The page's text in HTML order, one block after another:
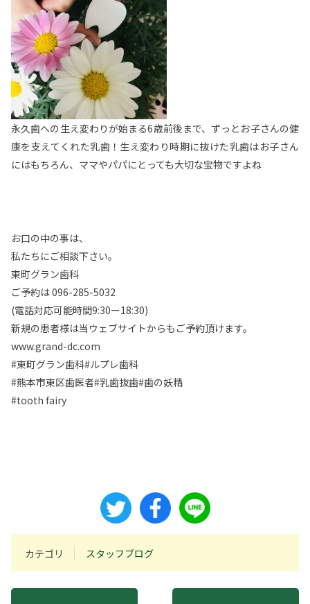
永久歯への生え変わりが始まる6歳前後まで、ずっとお子さんの健
康を支えてくれた乳歯！生え変わり時期に抜けた乳歯はお子さん
にはもちろん、ママやパパにとっても大切な宝物ですよね
お口の中の事は、
私たちにご相談下さい。
東町グラン歯科
ご予約は 096-285-5032
(電話対応可能時間9:30ー18:30)
新規の患者様は当ウェブサイトからもご予約頂けます。
www.grand-dc.com
#東町グラン歯科#ルプレ歯科
#熊本市東区歯医者#乳歯抜歯#歯の妖精
#tooth fairy
カテゴリ スタッフブログ